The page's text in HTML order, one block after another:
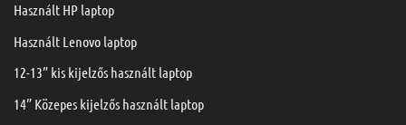
Használt HP laptop
Használt Lenovo laptop
12-13” kis kijelzős használt laptop
14” Közepes kijelzős használt laptop